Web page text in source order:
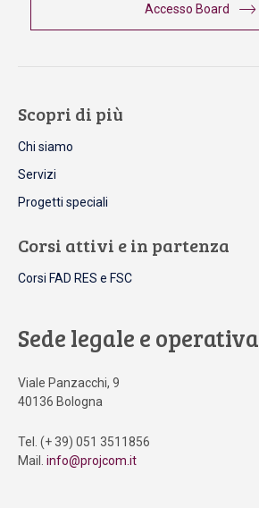
Accesso Board
Scopri di più
Chi siamo
Servizi
Progetti speciali
Corsi attivi e in partenza
Corsi FAD RES e FSC
Sede legale e operativa
Viale Panzacchi, 9
40136 Bologna
Tel. (+ 39) 051 3511856
Mail. info@projcom.it